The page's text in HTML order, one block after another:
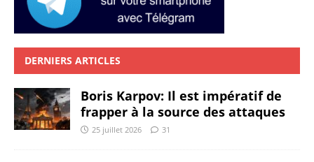
DERNIERS ARTICLES
Boris Karpov: Il est impératif de
frapper à la source des attaques
25 juillet 2026 31